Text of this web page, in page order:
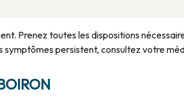
Prenez toutes les dispositions
symptômes persistent, consultez votre